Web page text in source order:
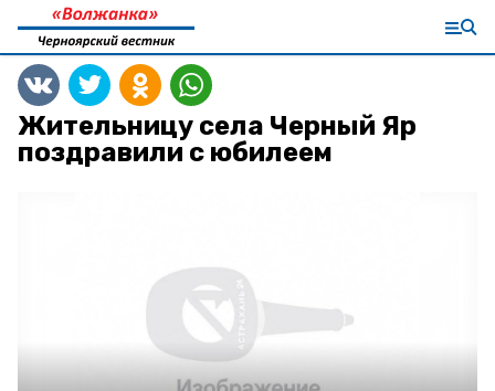
Жительницу села Черный Яр
поздравили с юбилеем